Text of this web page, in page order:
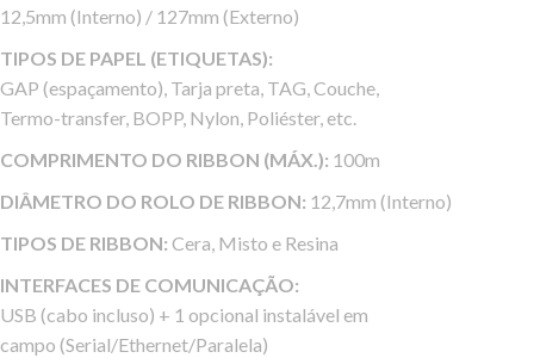
12,5mm (Interno) / 127mm (Externo)
TIPOS DE PAPEL (ETIQUETAS):
GAP (espaçamento), Tarja preta, TAG, Couche,
Termo-transfer, BOPP, Nylon, Poliéster, etc.
COMPRIMENTO DO RIBBON (MÁX.): 100m
DIÂMETRO DO ROLO DE RIBBON: 12,7mm (Interno)
TIPOS DE RIBBON: Cera, Misto e Resina
INTERFACES DE COMUNICAÇÃO:
USB (cabo incluso) + 1 opcional instalável em
campo (Serial/Ethernet/Paralela)